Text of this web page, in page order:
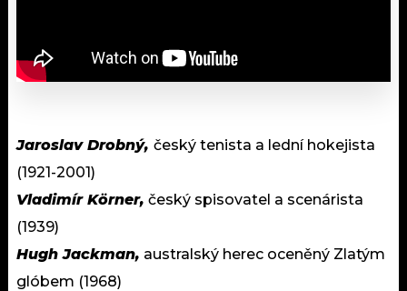
Jaroslav Drobný, český tenista a lední hokejista
(1921-2001)
Vladimír Körner, český spisovatel a scenárista
(1939)
Hugh Jackman, australský herec oceněný Zlatým
glóbem (1968)